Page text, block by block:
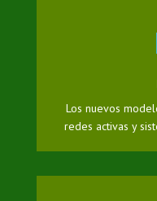
Los nuevos
redes activas y